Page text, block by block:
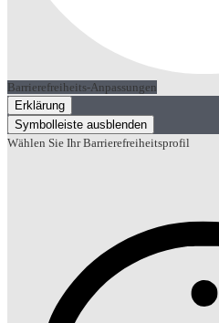
Barrierefreiheits-Anpassungen
Erklärung
Symbolleiste ausblenden
Wählen Sie Ihr Barrierefreiheitsprofil